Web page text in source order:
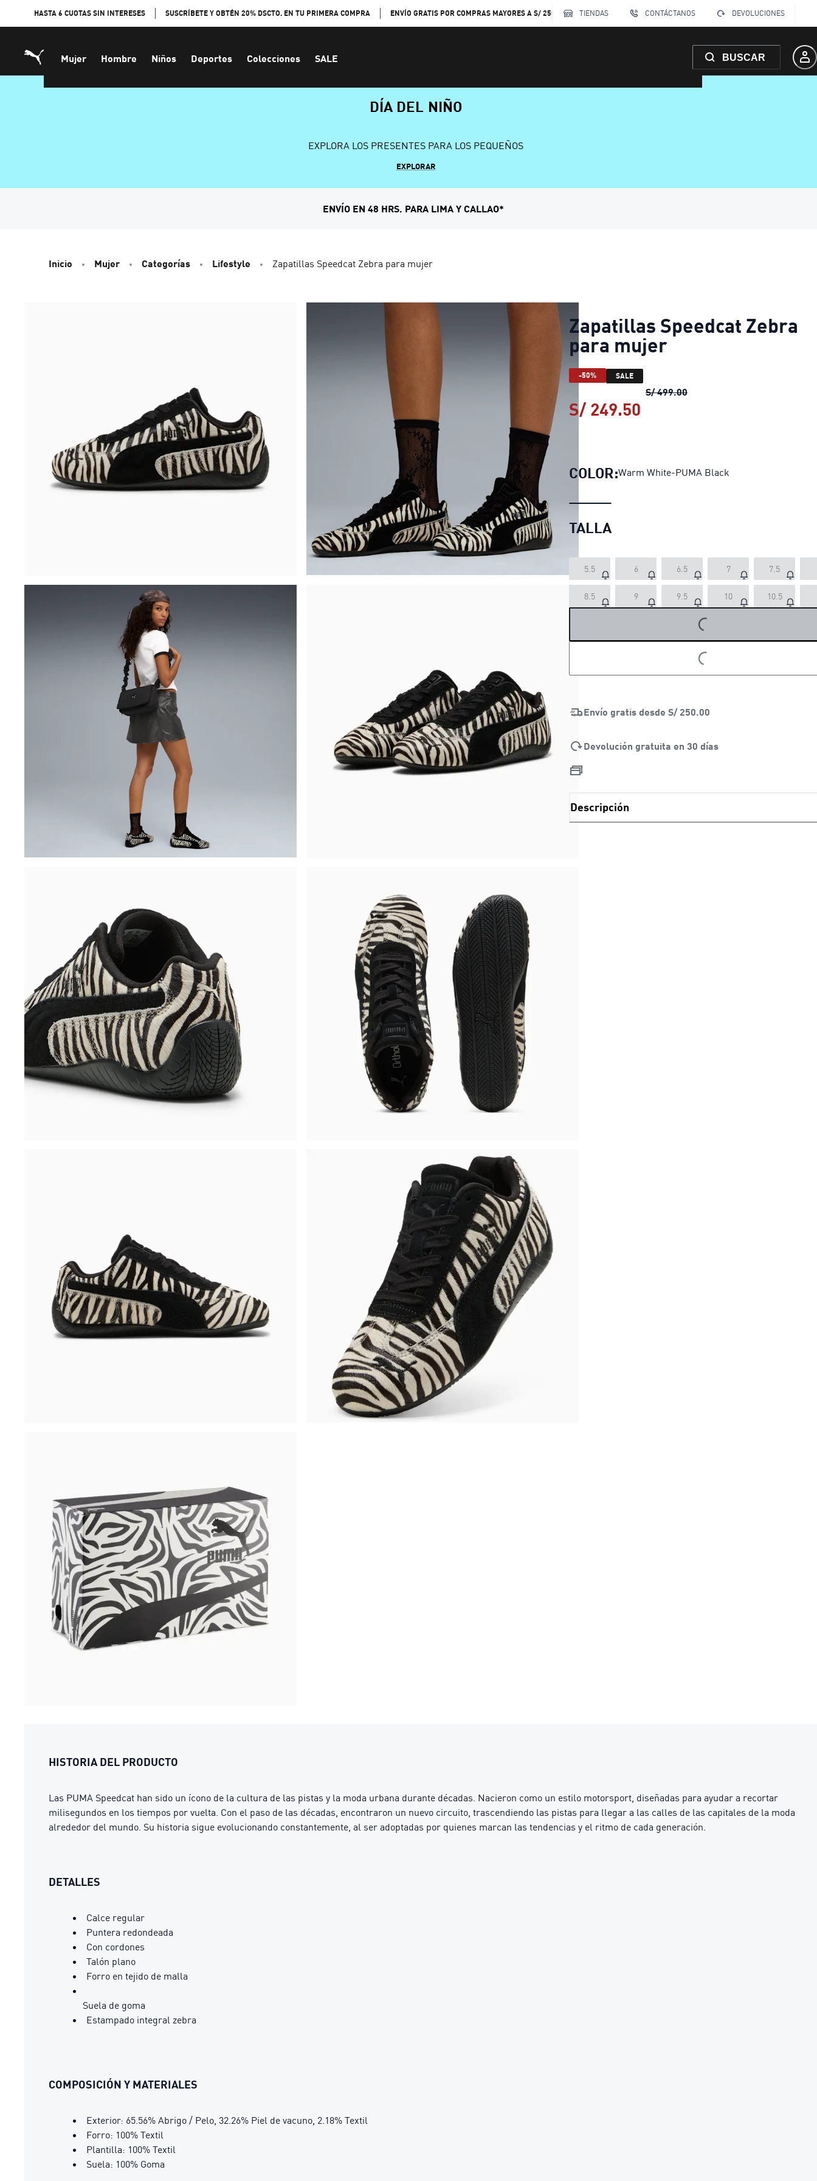
HASTA 6 CUOTAS SIN INTERESES SUSCRÍBETE Y OBTÉN 20% DSCTO. EN TU PRIMERA COMPRA ENVÍO GRATIS POR COMPRAS MAYORES A S/ 250 TIENDAS CONTÁCTANOS DEVOLUCIONES
Mujer Hombre Niños Deportes Colecciones SALE BUSCAR
DÍA DEL NIÑO
EXPLORA LOS PRESENTES PARA LOS PEQUEÑOS
EXPLORAR
ENVÍO EN 48 HRS. PARA LIMA Y CALLAO*
Inicio Mujer Categorías Lifestyle Zapatillas Speedcat Zebra para mujer
Zapatillas Speedcat Zebra
para mujer
-50% SALE
S/ 499.00Zapatillas Speedcat Zebra
S/ 249.50
COLOR:Warm White-PUMA Black
TALLA
5.5 6 6.5 7 7.5
8.5 9 9.5 10 10.5
LOADING...
LOADING...
Envío gratis desde S/ 250.00
Devolución gratuita en 30 días
Descripción
HISTORIA DEL PRODUCTO
Las PUMA Speedcat han sido un ícono de la cultura de las pistas y la moda urbana durante décadas. Nacieron como un estilo motorsport, diseñadas para ayudar a recortar
milisegundos en los tiempos por vuelta. Con el paso de las décadas, encontraron un nuevo circuito, trascendiendo las pistas para llegar a las calles de las capitales de la moda
alrededor del mundo. Su historia sigue evolucionando constantemente, al ser adoptadas por quienes marcan las tendencias y el ritmo de cada generación.
DETALLES
Calce regular
Puntera redondeada
Con cordones
Talón plano
Forro en tejido de malla
Suela de goma
Estampado integral zebra
COMPOSICIÓN Y MATERIALES
Exterior: 65.56% Abrigo / Pelo, 32.26% Piel de vacuno, 2.18% Textil
Forro: 100% Textil
Plantilla: 100% Textil
Suela: 100% Goma